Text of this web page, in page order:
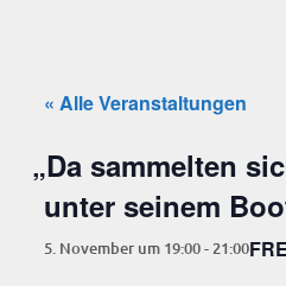
« Alle Veranstaltungen
„Da sam­mel­ten
unter sei­nem
5. November um 19:00-21:00